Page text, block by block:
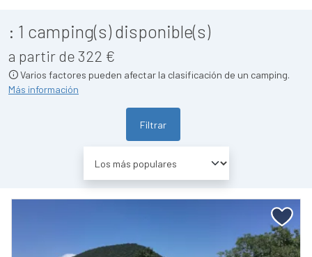
: 1 camping(s) disponible(s)
a partir de 322 €
Varios factores pueden afectar la clasificación de un camping.
Más información
Filtrar